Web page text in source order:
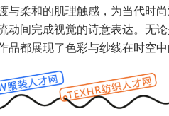
与柔和的肌理触感，为当代时
动间完成视觉的诗意表达。无
品都展现了色彩与纱线在时空中